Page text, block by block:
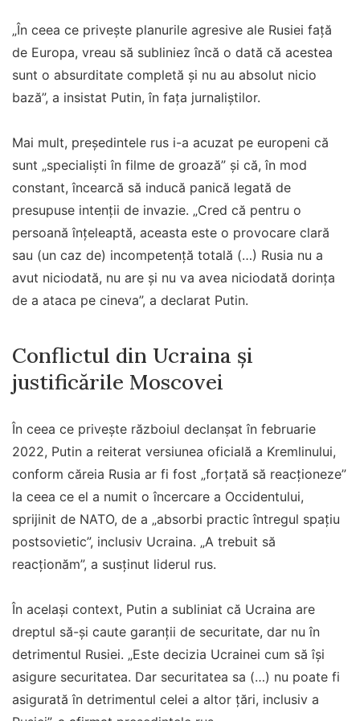
„În ceea ce priveşte planurile agresive ale Rusiei faţă
de Europa, vreau să subliniez încă o dată că acestea
sunt o absurditate completă şi nu au absolut nicio
bază”, a insistat Putin, în fața jurnaliștilor.
Mai mult, președintele rus i-a acuzat pe europeni că
sunt „specialişti în filme de groază” și că, în mod
constant, încearcă să inducă panică legată de
presupuse intenții de invazie. „Cred că pentru o
persoană înţeleaptă, aceasta este o provocare clară
sau (un caz de) incompetenţă totală (…) Rusia nu a
avut niciodată, nu are şi nu va avea niciodată dorinţa
de a ataca pe cineva”, a declarat Putin.
Conflictul din Ucraina și
justificările Moscovei
În ceea ce privește războiul declanșat în februarie
2022, Putin a reiterat versiunea oficială a Kremlinului,
conform căreia Rusia ar fi fost „forţată să reacţioneze”
la ceea ce el a numit o încercare a Occidentului,
sprijinit de NATO, de a „absorbi practic întregul spaţiu
postsovietic”, inclusiv Ucraina. „A trebuit să
reacţionăm”, a susținut liderul rus.
În același context, Putin a subliniat că Ucraina are
dreptul să-și caute garanții de securitate, dar nu în
detrimentul Rusiei. „Este decizia Ucrainei cum să îşi
asigure securitatea. Dar securitatea sa (…) nu poate fi
asigurată în detrimentul celei a altor ţări, inclusiv a